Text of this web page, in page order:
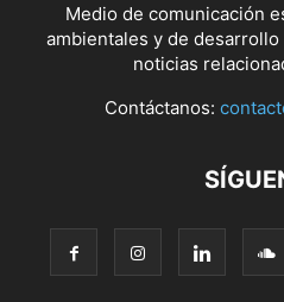
Medio de comunicación
ambientales y de
noticias
Contáctanos: